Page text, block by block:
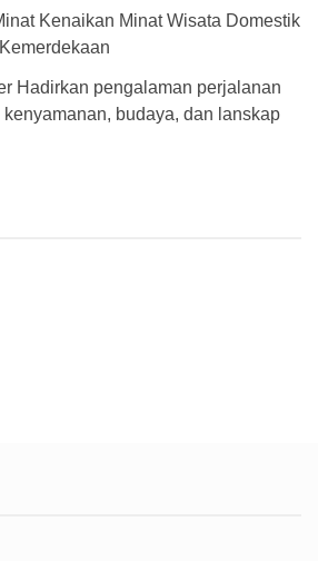
Kenaikan Minat Wisata Domestik
Hadirkan pengalaman perjalanan
budaya, dan lanskap